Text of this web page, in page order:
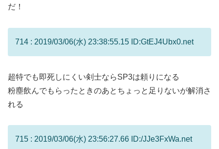
だ！
714 : 2019/03/06(水) 23:38:55.15 ID:GtEJ4Ubx0.net
超特でも即死しにくい剣士ならSP3は頼りになる
粉塵飲んでもらったときのあとちょっと足りないが解消さ
れる
715 : 2019/03/06(水) 23:56:27.66 ID:/JJe3FxWa.net